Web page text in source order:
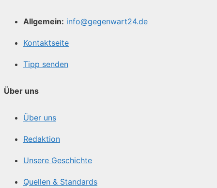
Allgemein: info@gegenwart24.de
Kontaktseite
Tipp senden
Über uns
Über uns
Redaktion
Unsere Geschichte
Quellen & Standards